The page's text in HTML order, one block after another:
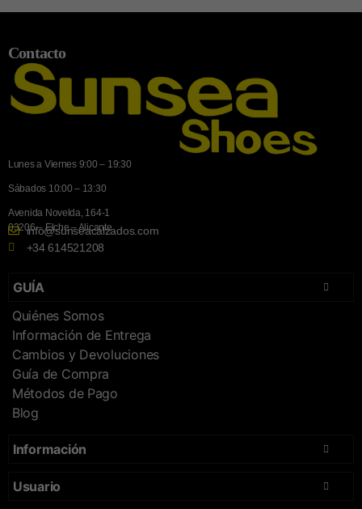
Contacto
Lunes a Viernes 9:00 – 19:30
Sábados 10:00 – 13:30
Avenida Novelda, 164-1
03206 – Elche – Alicante
info@sunseacalzados.com
+34 614521208
GUÍA
Quiénes Somos
Información de Entrega
Cambios y Devoluciones
Guía de Compra
Métodos de Pago
Blog
Información
Usuario